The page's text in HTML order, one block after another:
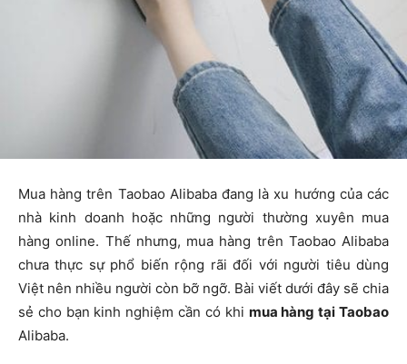
Mua hàng trên Taobao Alibaba đang là xu hướng của các
nhà kinh doanh hoặc những người thường xuyên mua
hàng online. Thế nhưng, mua hàng trên Taobao Alibaba
chưa thực sự phổ biến rộng rãi đối với người tiêu dùng
Việt nên nhiều người còn bỡ ngỡ. Bài viết dưới đây sẽ chia
sẻ cho bạn kinh nghiệm cần có khi mua hàng tại Taobao
Alibaba.